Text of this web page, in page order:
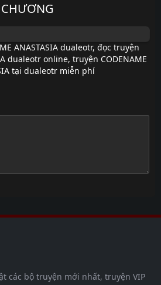
ANASTASIA dualeotr, đọc truyện
dualeotr online, truyện CODENAME
tại dualeotr miễn phí
các bộ truyện mới nhất, truyện VIP